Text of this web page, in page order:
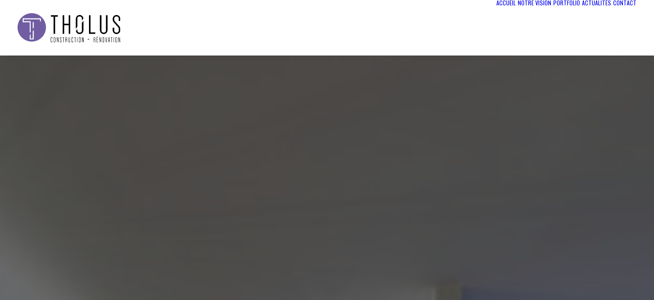
ACCUEIL NOTRE VISION PORTFOLIO ACTUALITÉS CONTACT